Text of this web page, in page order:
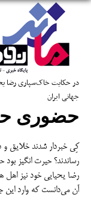
در حکایت خاک‌سپاری رضا
جهانی ایران
حضوری
کِی خبردار شدند خلایق و
رساندند؟ حیرت انگیز
رضا یحیایی خود نیز اهل
آن می‌دانست که وارد این